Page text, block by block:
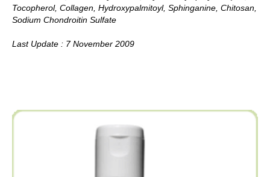
Tocopherol, Collagen, Hydroxypalmitoyl, Sphinganine, Chitosan,
Sodium Chondroitin Sulfate
Last Update : 7 November 2009